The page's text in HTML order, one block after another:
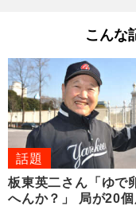
こんな
話題
板東英二さん「ゆで
へんか？」 局が20